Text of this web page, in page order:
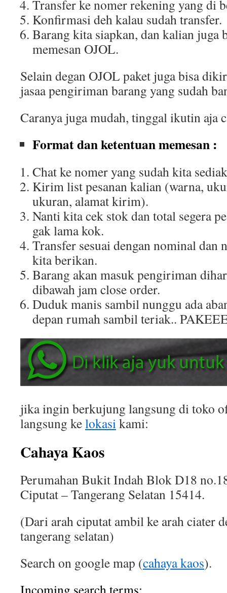
Transfer ke nomer rekening yang di
Konfirmasi deh kalau sudah transfer.
Barang kita siapkan, dan kalian juga
memesan OJOL.
Selain degan OJOL paket juga bisa
jasaa pengiriman barang yang sudah
Caranya juga mudah, tinggal ikutin aja
Format dan ketentuan memesan :
Chat ke nomer yang sudah kita
Kirim list pesanan kalian (warna,
ukuran, alamat kirim).
Nanti kita cek stok dan total segera
gak lama kok.
Transfer sesuai dengan nominal dan
kita berikan.
Barang akan masuk pengiriman
dibawah jam close order.
Duduk manis sambil nunggu ada
depan rumah sambil teriak..
jika ingin berkujung langsung di toko
langsung kelokasi kami:
Cahaya Kaos
Perumahan Bukit Indah Blok D18
Ciputat – Tangerang Selatan 15414.
(Dari arah ciputat ambil ke arah ciater
tangerang selatan)
Search on google map (cahaya kaos).
Incoming search terms: